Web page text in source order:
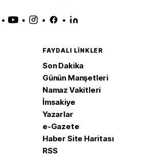
• • • •
FAYDALI LINKLER
Son Dakika
Günün Manşetleri
Namaz Vakitleri
İmsakiye
Yazarlar
e-Gazete
Haber Site Haritası
RSS